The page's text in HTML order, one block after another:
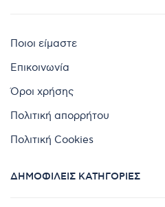
Ποιοι είμαστε
Επικοινωνία
Όροι χρήσης
Πολιτική απορρήτου
Πολιτική Cookies
ΔΗΜΟΦΙΛΕΊΣ ΚΑΤΗΓΟΡΊΕΣ